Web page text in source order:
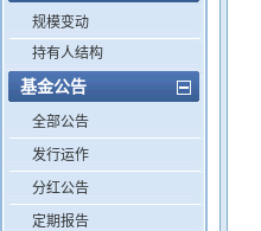
规模变动
持有人结构
基金公告
全部公告
发行运作
分红公告
定期报告